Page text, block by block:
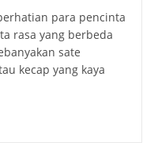
para pencinta
rasa yang berbeda
sate
kecap yang kaya